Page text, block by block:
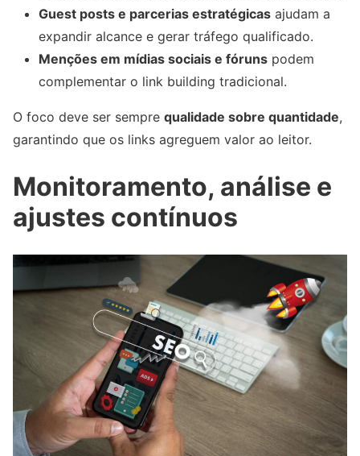
Guest posts e parcerias estratégicas ajudam a
expandir alcance e gerar tráfego qualificado.
Menções em mídias sociais e fóruns podem
complementar o link building tradicional.
O foco deve ser sempre qualidade sobre quantidade,
garantindo que os links agreguem valor ao leitor.
Monitoramento, análise e
ajustes contínuos